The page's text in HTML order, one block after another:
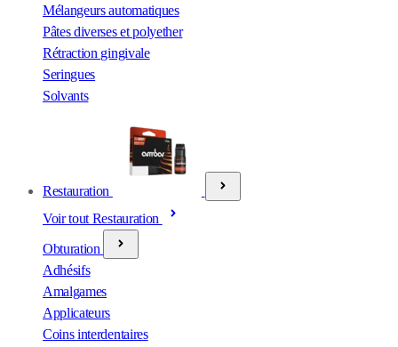
Mélangeurs automatiques
Pâtes diverses et polyether
Rétraction gingivale
Seringues
Solvants
Restauration
Voir tout Restauration
Obturation
Adhésifs
Amalgames
Applicateurs
Coins interdentaires